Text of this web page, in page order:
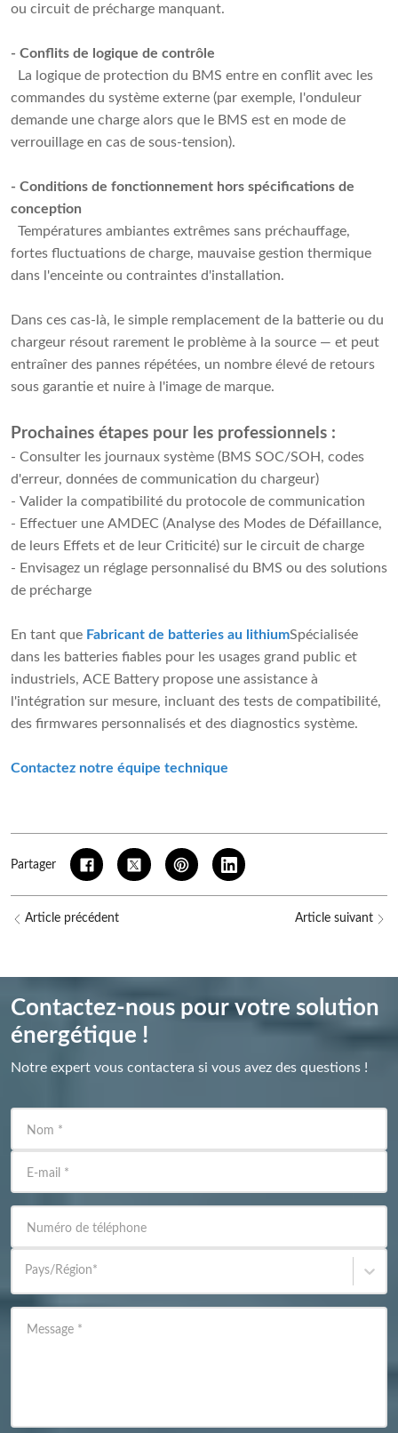
ou circuit de précharge manquant.
- Conflits de logique de contrôle
La logique de protection du BMS entre en conflit avec les
commandes du système externe (par exemple, l'onduleur
demande une charge alors que le BMS est en mode de
verrouillage en cas de sous-tension).
- Conditions de fonctionnement hors spécifications de
conception
Températures ambiantes extrêmes sans préchauffage,
fortes fluctuations de charge, mauvaise gestion thermique
dans l'enceinte ou contraintes d'installation.
Dans ces cas-là, le simple remplacement de la batterie ou du
chargeur résout rarement le problème à la source — et peut
entraîner des pannes répétées, un nombre élevé de retours
sous garantie et nuire à l'image de marque.
Prochaines étapes pour les professionnels :
- Consulter les journaux système (BMS SOC/SOH, codes
d'erreur, données de communication du chargeur)
- Valider la compatibilité du protocole de communication
- Effectuer une AMDEC (Analyse des Modes de Défaillance,
de leurs Effets et de leur Criticité) sur le circuit de charge
- Envisagez un réglage personnalisé du BMS ou des solutions
de précharge
En tant que Fabricant de batteries au lithiumSpécialisée
dans les batteries fiables pour les usages grand public et
industriels, ACE Battery propose une assistance à
l'intégration sur mesure, incluant des tests de compatibilité,
des firmwares personnalisés et des diagnostics système.
Contactez notre équipe technique
Partager
Article précédent Article suivant
Contactez-nous pour votre solution
énergétique !
Notre expert vous contactera si vous avez des questions !
Nom *
E-mail *
Numéro de téléphone
Pays/Région*
Message *